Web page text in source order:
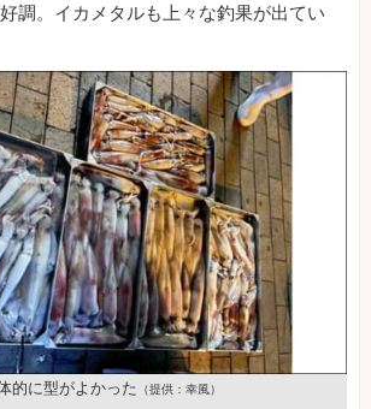
調。イカメタルも上々な釣果が出てい
的に型がよかった （提供：幸風）